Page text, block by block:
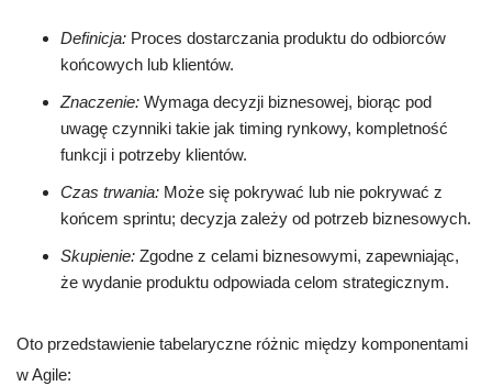
Definicja: Proces dostarczania produktu do odbiorców
końcowych lub klientów.
Znaczenie: Wymaga decyzji biznesowej, biorąc pod
uwagę czynniki takie jak timing rynkowy, kompletność
funkcji i potrzeby klientów.
Czas trwania: Może się pokrywać lub nie pokrywać z
końcem sprintu; decyzja zależy od potrzeb biznesowych.
Skupienie: Zgodne z celami biznesowymi, zapewniając,
że wydanie produktu odpowiada celom strategicznym.
Oto przedstawienie tabelaryczne różnic między komponentami
w Agile: